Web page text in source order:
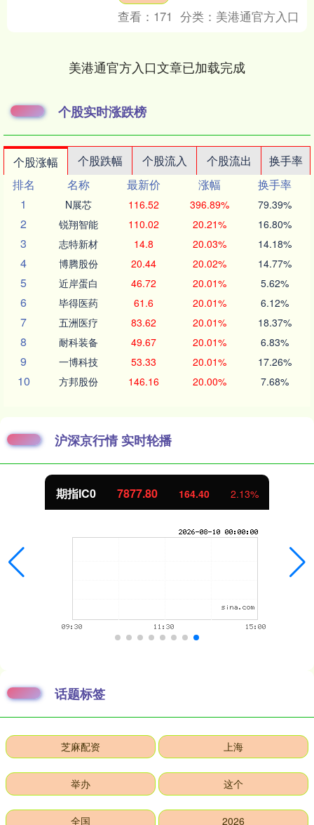
查看： 171 分类： 美港通官方入口
美港通官方入口文章已加载完成
个股实时涨跌榜
个股涨幅 个股跌幅 个股流入 个股流出
换手率
排名
名称 最新价 涨幅
换手率
1
N展芯 116.52 396.89% 79.39%
2 锐翔智能 110.02 20.21% 16.80%
3 志特新材 14.8 20.03% 14.18%
4 博腾股份 20.44 20.02% 14.77%
5 近岸蛋白 46.72 20.01% 5.62%
6 毕得医药 61.6 20.01% 6.12%
7 五洲医疗 83.62 20.01% 18.37%
8 耐科装备 49.67 20.01% 6.83%
9 一博科技 53.33 20.01% 17.26%
10 方邦股份 146.16 20.00% 7.68%
沪深京行情 实时轮播
期指IC0 7877.80 164.40 2.13%
话题标签
芝麻配资 上海
举办 这个
全国 2026